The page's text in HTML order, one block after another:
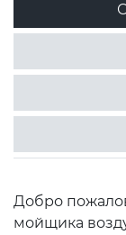
Добро
мойщика